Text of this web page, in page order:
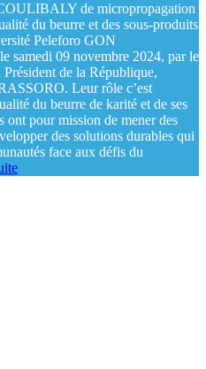
de micropropagation
du beurre et des sous-produits
Peleforo GON
samedi 09 novembre 2024, par le
de la République,
Leur rôle c’est
du beurre de karité et de ses
ont pour mission de mener des
des solutions durables qui
face aux défis du